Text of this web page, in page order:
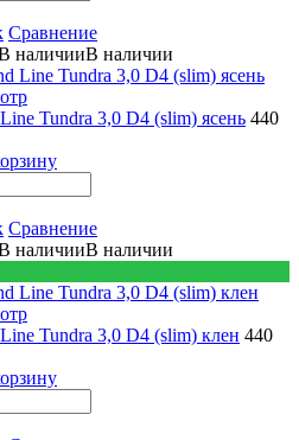
Сравнение
В наличии
Tundra 3,0 D4 (slim) ясень 440
Сравнение
В наличии
Tundra 3,0 D4 (slim) клен 440